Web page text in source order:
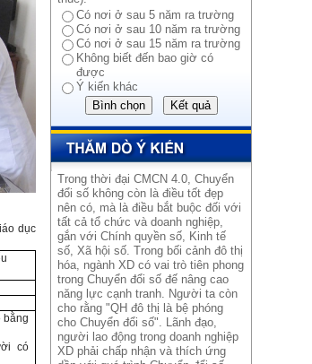
dục
bằng
có
Có nơi ở sau 5 năm ra trường
Có nơi ở sau 10 năm ra trường
Có nơi ở sau 15 năm ra trường
Không biết đến bao giờ có
được
Ý kiến khác
Trong thời đại CMCN 4.0, Chuyển
đổi số không còn là điều tốt đẹp
nên có, mà là điều bắt buộc đối với
tất cả tổ chức và doanh nghiệp,
gắn với Chính quyền số, Kinh tế
số, Xã hội số. Trong bối cảnh đô thị
hóa, ngành XD có vai trò tiên phong
trong Chuyển đổi số đế nâng cao
năng lực cạnh tranh. Người ta còn
cho rằng "QH đô thị là bệ phóng
cho Chuyển đổi số". Lãnh đạo,
người lao động trong doanh nghiệp
XD phải chấp nhận và thích ứng